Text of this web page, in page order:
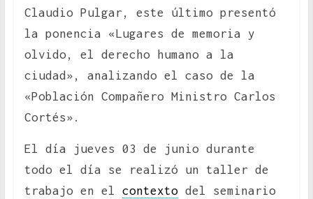
Claudio Pulgar, este último presentó
la ponencia «Lugares de memoria y
olvido, el derecho humano a la
ciudad», analizando el caso de la
«Población Compañero Ministro Carlos
Cortés».
El día jueves 03 de junio durante
todo el día se realizó un taller de
trabajo en el contextodel seminario